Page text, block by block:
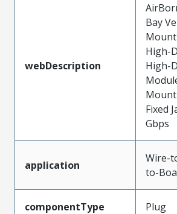
webDescription
Bay
High-
High-
Fixed
Gbps
application
Wire-
to-
componentType Plug